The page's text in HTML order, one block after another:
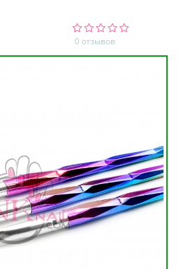
0 отзывов